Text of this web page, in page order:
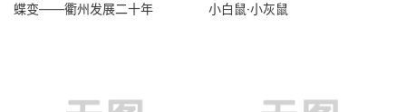
蝶变——衢州发展二十年 小白鼠·小灰鼠